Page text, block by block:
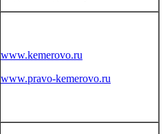
www.kemerovo.ru
www.pravo-kemerovo.ru